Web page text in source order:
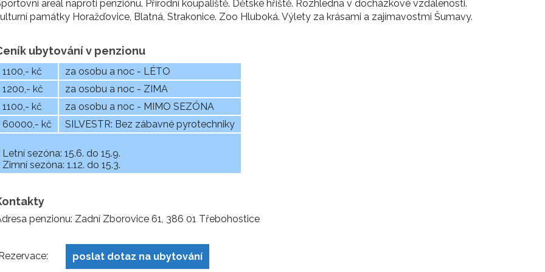
areál naproti penziónu. Přírodní koupaliště. Dětské hřiště. Rozhledna v docházkové vzdálenosti.
památky Horažďovice, Blatná, Strakonice. Zoo Hluboká. Výlety za krásami a zajímavostmi Šumavy.
ubytování v penzionu
1100,- kč
za osobu a noc - LÉTO
1200,- kč
za osobu a noc - ZIMA
1100,- kč
za osobu a noc - MIMO SEZÓNA
60000,- kč
SILVESTR: Bez zábavné pyrotechniky
Letní sezóna: 15.6. do 15.9.
Zimní sezóna: 1.12. do 15.3.
penzionu: Zadní Zborovice 61, 386 01 Třebohostice
poslat dotaz na ubytování